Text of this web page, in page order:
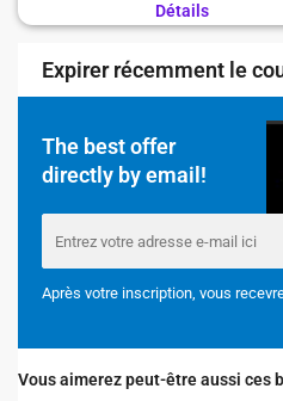
Détails
Expirer récemment le
The best offer
directly by email!
Après votre inscription, vous
Vous aimerez peut-être aussi ces